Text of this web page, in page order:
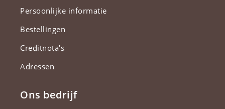
Persoonlijke informatie
Bestellingen
Creditnota's
Adressen
Ons bedrijf